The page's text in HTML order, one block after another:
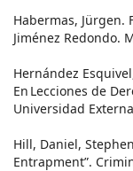
Habermas, Jürgen.
Jiménez Redondo.
Hernández
En Lecciones de
Universidad
Hill, Daniel,
Entrapment”.